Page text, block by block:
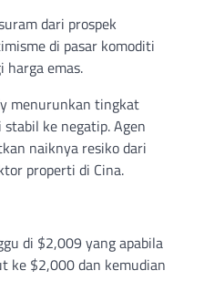
dari prospek
di pasar komoditi
harga emas.
menurunkan tingkat
ke negatip. Agen
naiknya resiko dari
properti di Cina.
di $2,009 yang apabila
ke $2,000 dan kemudian